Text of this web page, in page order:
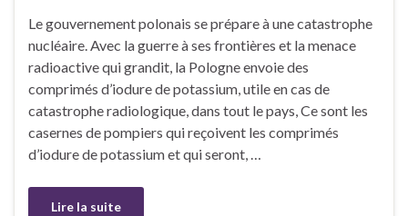
Le gouvernement polonais se prépare à une catastrophe
nucléaire. Avec la guerre à ses frontières et la menace
radioactive qui grandit, la Pologne envoie des
comprimés d’iodure de potassium, utile en cas de
catastrophe radiologique, dans tout le pays, Ce sont les
casernes de pompiers qui reçoivent les comprimés
d’iodure de potassium et qui seront, …
Lire la suite